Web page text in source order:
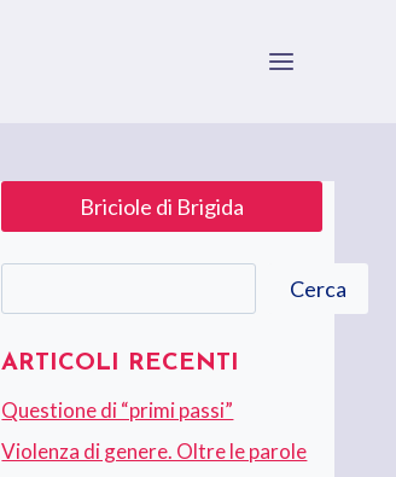
Briciole di Brigida
Cerca
ARTICOLI RECENTI
Questione di “primi passi”
Violenza di genere. Oltre le parole